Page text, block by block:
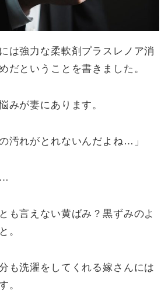
は強力な柔軟剤プラスレノア消
だということを書きました。
みが妻にあります。
汚れがとれないんだよね…」
も言えない黄ばみ？黒ずみのよ
。
も洗濯をしてくれる嫁さんには
。